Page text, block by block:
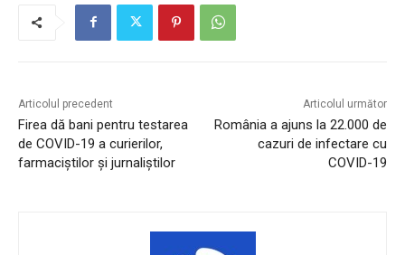
Articolul precedent
Firea dă bani pentru testarea
de COVID-19 a curierilor,
farmaciștilor și jurnaliștilor
Articolul următor
România a ajuns la 22.000 de
cazuri de infectare cu
COVID-19